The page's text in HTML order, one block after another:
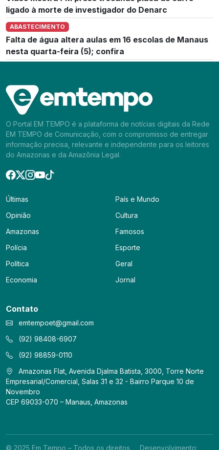
ligado à morte de investigador do Denarc
ABASTECIMENTO
Falta de água altera aulas em 16 escolas de Manaus
nesta quarta-feira (5); confira
O Portal EM TEMPO é a plataforma de notícias digitais da Rede
EM TEMPO de Comunicação, com o compromisso de entregar
informação precisa, relevante e independente para os leitores
do Amazonas e da Amazônia Legal.
Últimas
Opinião
Amazonas
Polícia
Política
Economia
País e Mundo
Cultura
Famosos
Esporte
Geral
Jornal
Contato
emtempoet@gmail.com
(92) 98408-6907
(92) 98859-0110
Amazonas Flat, Avenida Djalma Batista, 3000, Torre Norte
Empresarial/Comercial, Salas 31 e 32 - Bairro Parque 10 de
Novembro
CEP 69033-070 – Manaus, Amazonas
© 2025 Em Tempo – Todos os direitos Desenvolvimento: